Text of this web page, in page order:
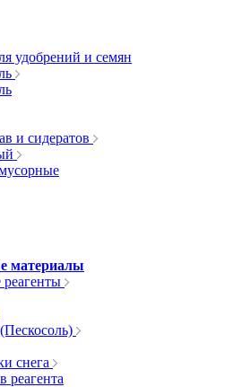
удобрений и семян
и сидератов
материалы
снега
реагента